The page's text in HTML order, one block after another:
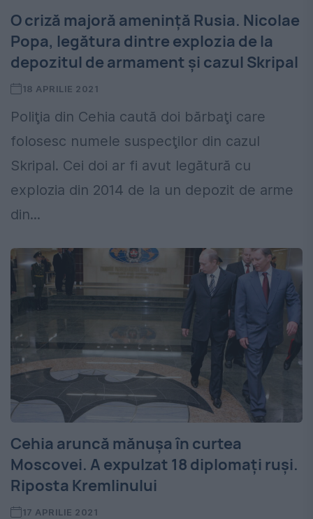
O criză majoră amenință Rusia. Nicolae
Popa, legătura dintre explozia de la
depozitul de armament și cazul Skripal
18 APRILIE 2021
Poliţia din Cehia caută doi bărbaţi care
folosesc numele suspecţilor din cazul
Skripal. Cei doi ar fi avut legătură cu
explozia din 2014 de la un depozit de arme
din...
Cehia aruncă mănușa în curtea
Moscovei. A expulzat 18 diplomați ruși.
Riposta Kremlinului
17 APRILIE 2021